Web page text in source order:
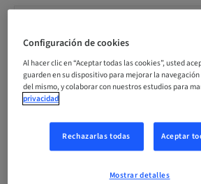
03. nov. 2026 (UTC+1)
Precio por participante (se aplican
CHF 900.00
Idioma
Francés
Configuración de cookies
Al hacer clic en “Aceptar todas las cookies”, usted
guarden en su dispositivo para mejorar la
del mismo, y colaborar con nuestros estudios para
privacidad
Rechazarlas todas Aceptar
Mostrar detalles